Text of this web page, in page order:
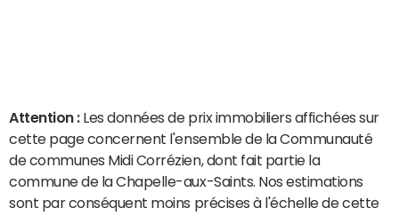
Attention : Les données de prix immobiliers affichées sur
cette page concernent l'ensemble de la Communauté
de communes Midi Corrézien, dont fait partie la
commune de la Chapelle-aux-Saints. Nos estimations
sont par conséquent moins précises à l'échelle de cette